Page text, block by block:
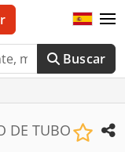
Buscar
DE TUBO